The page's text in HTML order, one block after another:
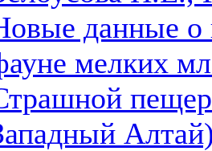
данные о
мелких